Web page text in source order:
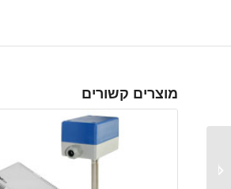
מוצרים קשורים
HTC1 – מד טמפרטורה
ולחות דקורטיבי עם
תצוגה...